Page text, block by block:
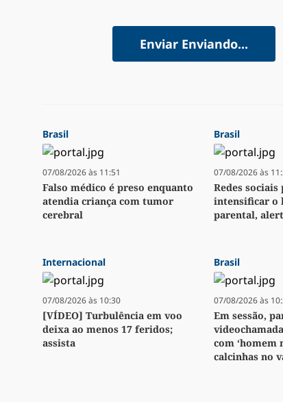
Enviar Enviando...
Brasil
07/08/2026 às 11:51
Falso médico é preso enquanto
atendia criança com tumor
cerebral
Brasil
07/08/2026 às
Redes sociais
intensificar o
parental,
Internacional
07/08/2026 às 10:30
[VÍDEO] Turbulência em voo
deixa ao menos 17 feridos;
assista
Brasil
07/08/2026 às
Em sessão,
com ‘homem
calcinhas no